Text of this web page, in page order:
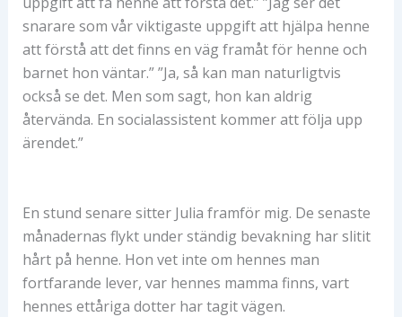
snarare som vår viktigaste uppgift att hjälpa henne
att förstå att det finns en väg framåt för henne och
barnet hon väntar.” ”Ja, så kan man naturligtvis
också se det. Men som sagt, hon kan aldrig
återvända. En socialassistent kommer att följa upp
ärendet.”
En stund senare sitter Julia framför mig. De senaste
månadernas flykt under ständig bevakning har slitit
hårt på henne. Hon vet inte om hennes man
fortfarande lever, var hennes mamma finns, vart
hennes ettåriga dotter har tagit vägen.